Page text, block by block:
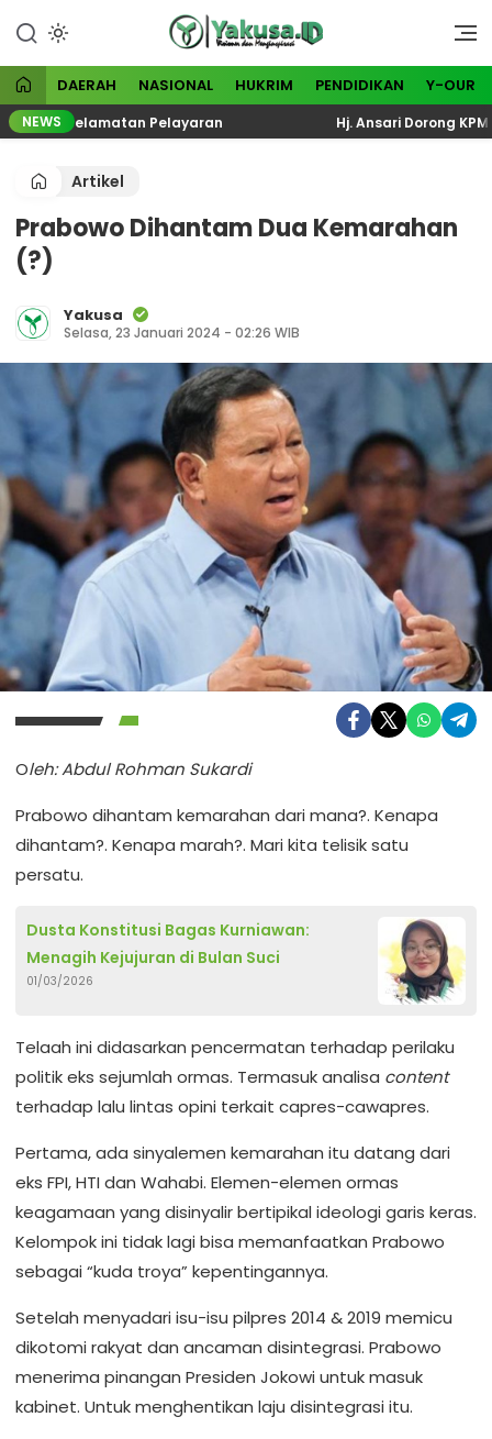
konten
Yakusa
Visioner dan Menginspirasi
DAERAH NASIONAL HUKRIM PENDIDIKAN Y-OUR
NEWS
Keselamatan Pelayaran Hj. Ansari Dorong KPM
Artikel
Prabowo Dihantam Dua Kemarahan
(?)
Yakusa
Selasa, 23 Januari 2024 - 02:26 WIB
Oleh: Abdul Rohman Sukardi
Prabowo dihantam kemarahan dari mana?. Kenapa
dihantam?. Kenapa marah?. Mari kita telisik satu
persatu.
Dusta Konstitusi Bagas Kurniawan:
Menagih Kejujuran di Bulan Suci
01/03/2026
Telaah ini didasarkan pencermatan terhadap perilaku
politik eks sejumlah ormas. Termasuk analisa content
terhadap lalu lintas opini terkait capres-cawapres.
Pertama, ada sinyalemen kemarahan itu datang dari
eks FPI, HTI dan Wahabi. Elemen-elemen ormas
keagamaan yang disinyalir bertipikal ideologi garis keras.
Kelompok ini tidak lagi bisa memanfaatkan Prabowo
sebagai “kuda troya” kepentingannya.
Setelah menyadari isu-isu pilpres 2014 & 2019 memicu
dikotomi rakyat dan ancaman disintegrasi. Prabowo
menerima pinangan Presiden Jokowi untuk masuk
kabinet. Untuk menghentikan laju disintegrasi itu.